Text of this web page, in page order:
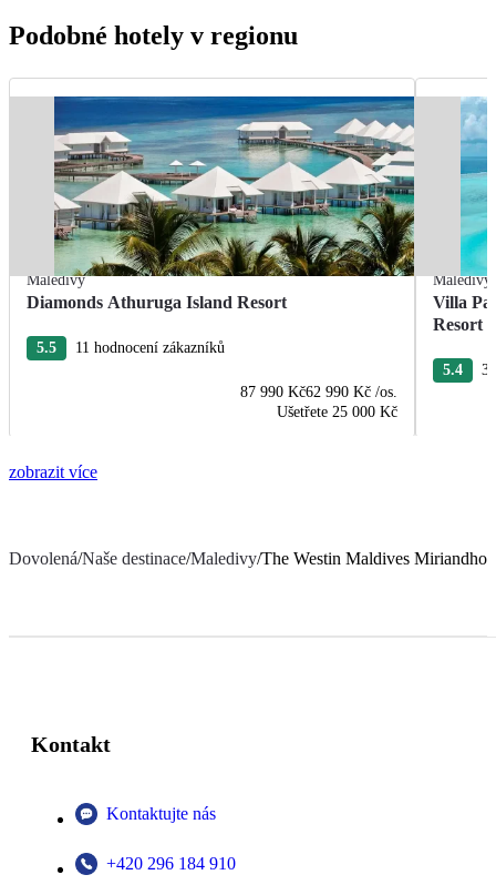
Podobné hotely v regionu
Maledivy
Diamonds Athuruga Island Resort
5.5 11 hodnocení zákazníků
87 990 Kč62 990 Kč /os.
Ušetřete 25 000 Kč
Maledivy
Villa
Resort
5.4
zobrazit více
Dovolená/Naše destinace/Maledivy/The Westin Maldives
Kontakt
Kontaktujte nás
+420 296 184 910